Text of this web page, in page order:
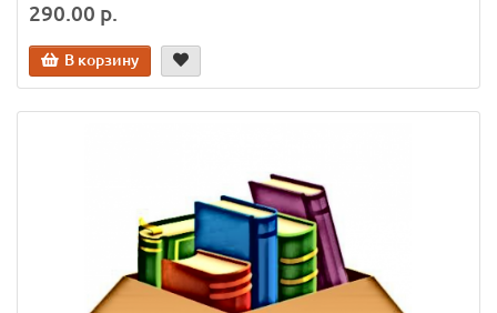
290.00 р.
В корзину